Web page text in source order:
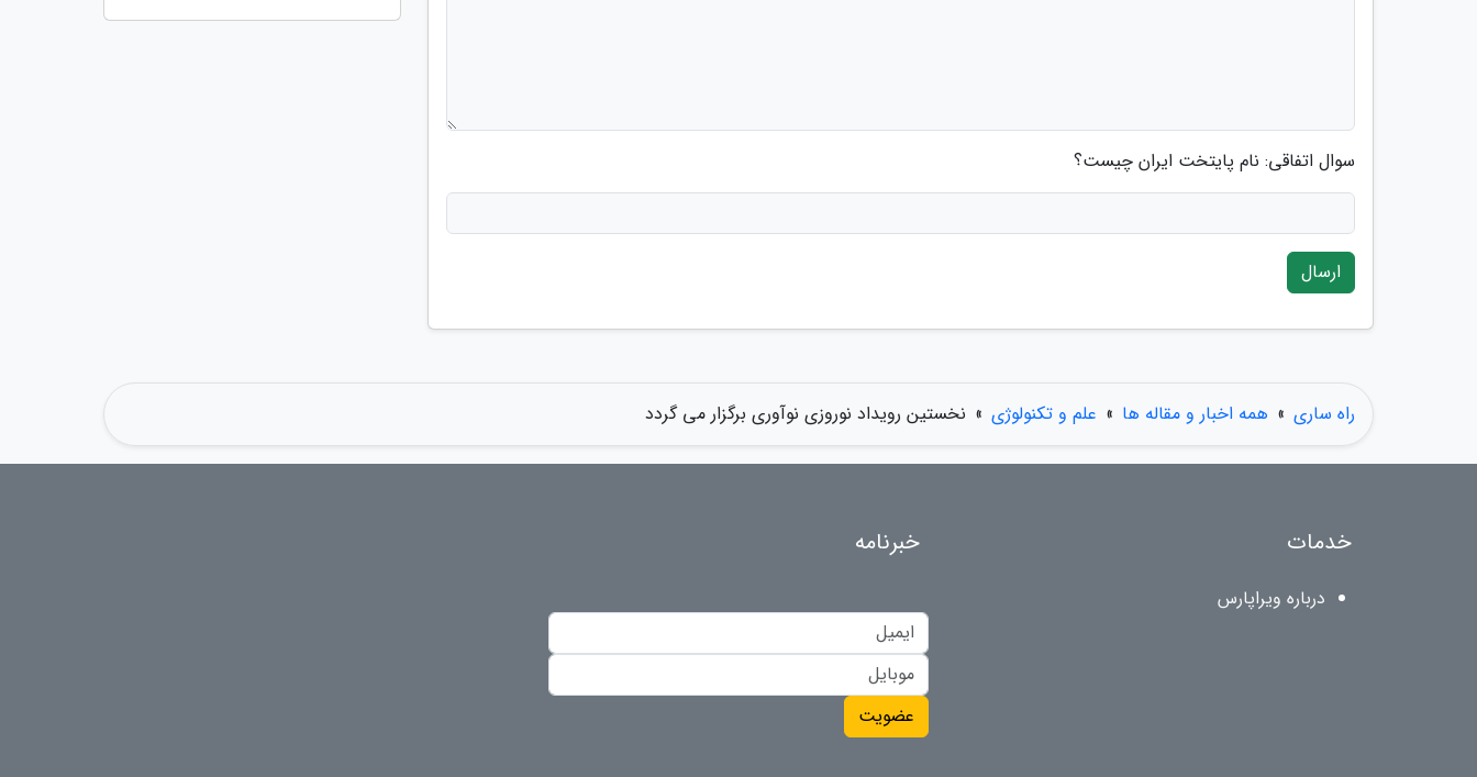
سوال اتفاقی: نام پایتخت ایران چیست؟
ارسال
راه ساری » همه اخبار و مقاله ها » علم و تکنولوژی » نخستین رویداد نوروزی نوآوری برگزار می گردد
خدمات
درباره ویراپارس
خبرنامه
عضویت